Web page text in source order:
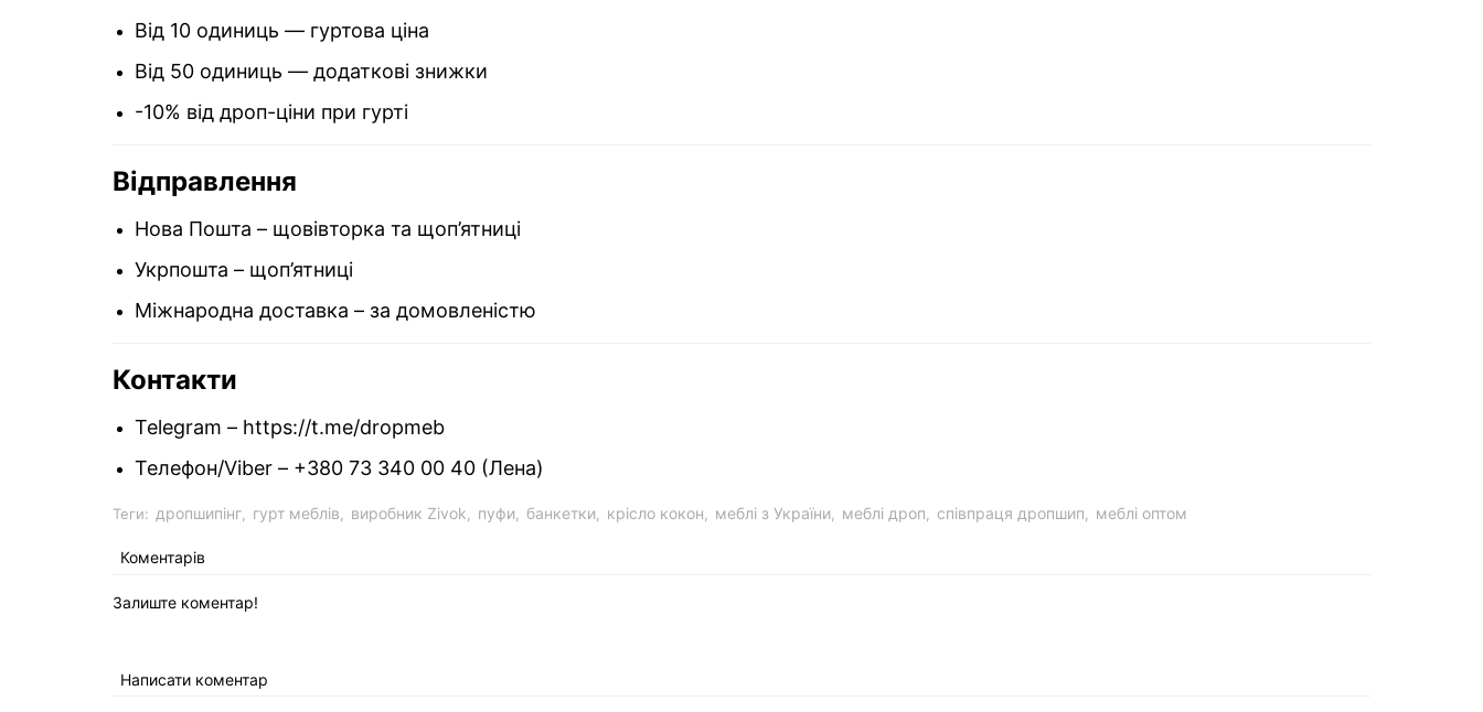
Від 10 одиниць — гуртова ціна
Від 50 одиниць — додаткові знижки
-10% від дроп-ціни при гурті
Відправлення
Нова Пошта – щовівторка та щоп’ятниці
Укрпошта – щоп’ятниці
Міжнародна доставка – за домовленістю
Контакти
Telegram – https://t.me/dropmeb
Телефон/Viber – +380 73 340 00 40 (Лена)
Теги: дропшипінг гурт меблів виробник Zivok пуфи банкетки крісло кокон меблі з України меблі дроп співпраця дропшип меблі оптом
Коментарів
Залиште коментар!
Написати коментар